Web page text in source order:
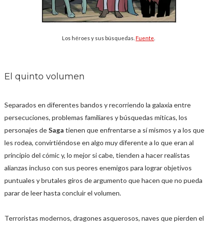
Los héroes y sus búsquedas. Fuente
El quinto volumen
Separados en diferentes bandos y recorriendo la galaxia entre
persecuciones, problemas familiares y búsquedas míticas, los
personajes deSaga tienen que enfrentarse a sí mismos y a los que
les rodea, convirtiéndose en algo muy diferente a lo que eran al
principio del cómic y, lo mejor si cabe, tienden a hacer realistas
alianzas incluso con sus peores enemigos para lograr objetivos
puntuales y brutales giros de argumento que hacen que no pueda
parar de leer hasta concluir el volumen.
Terroristas modernos, dragones asquerosos, naves que pierden el